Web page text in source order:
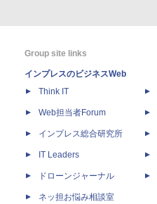
Group site links
インプレスのビジネスWeb
Think IT
Web担当者Forum
インプレス総合研究所
IT Leaders
ドローンジャーナル
ネッ担お悩み相談室